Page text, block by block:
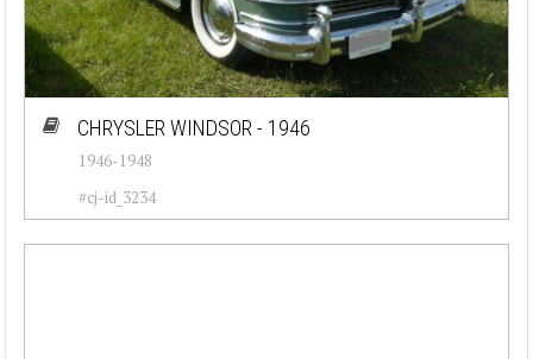
CHRYSLER WINDSOR - 1946
1946-1948
#cj-id_3234